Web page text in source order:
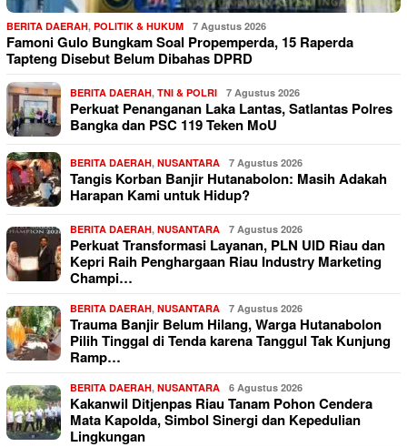
BERITA DAERAH, POLITIK & HUKUM 7 Agustus 2026
Famoni Gulo Bungkam Soal Propemperda, 15 Raperda
Tapteng Disebut Belum Dibahas DPRD
BERITA DAERAH, TNI & POLRI 7 Agustus 2026
Perkuat Penanganan Laka Lantas, Satlantas Polres
Bangka dan PSC 119 Teken MoU
BERITA DAERAH, NUSANTARA 7 Agustus 2026
Tangis Korban Banjir Hutanabolon: Masih Adakah
Harapan Kami untuk Hidup?
BERITA DAERAH, NUSANTARA 7 Agustus 2026
Perkuat Transformasi Layanan, PLN UID Riau dan
Kepri Raih Penghargaan Riau Industry Marketing
Champi…
BERITA DAERAH, NUSANTARA 7 Agustus 2026
Trauma Banjir Belum Hilang, Warga Hutanabolon
Pilih Tinggal di Tenda karena Tanggul Tak Kunjung
Ramp…
BERITA DAERAH, NUSANTARA 6 Agustus 2026
Kakanwil Ditjenpas Riau Tanam Pohon Cendera
Mata Kapolda, Simbol Sinergi dan Kepedulian
Lingkungan